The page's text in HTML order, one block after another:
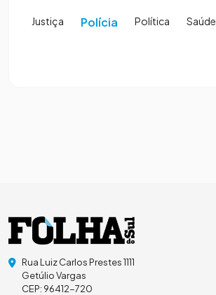
Justiça Polícia Política Saúde
Rua Luiz Carlos Prestes 1111
Getúlio Vargas
CEP: 96412-720